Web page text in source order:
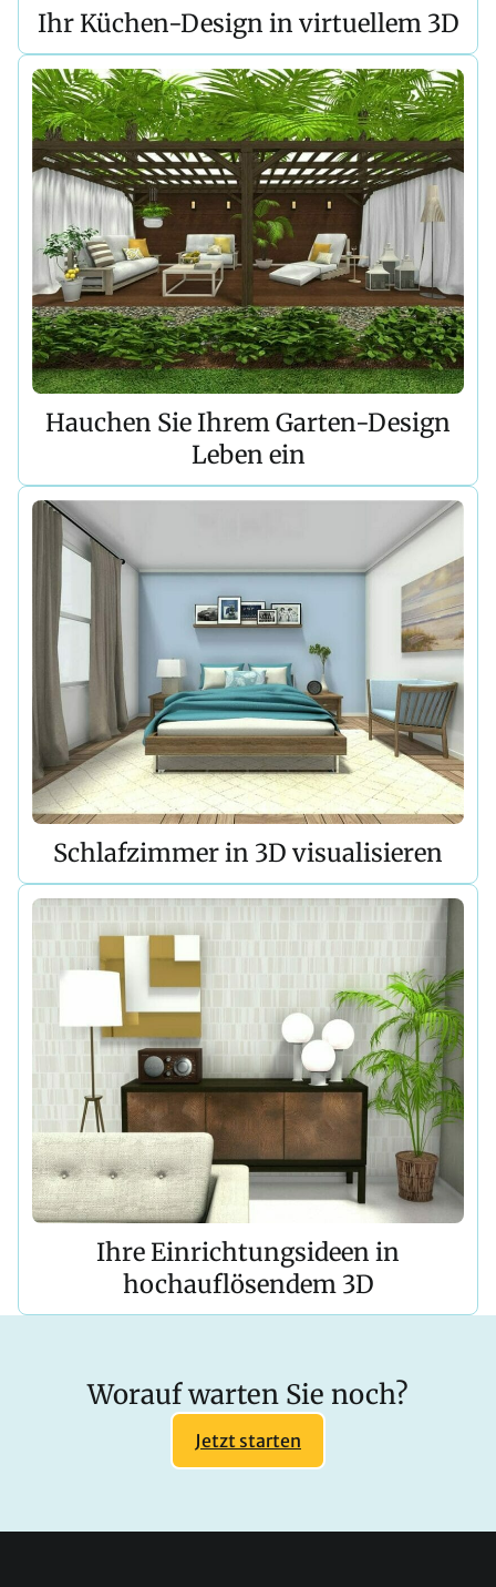
Ihr Küchen-Design in virtuellem 3D
Hauchen Sie Ihrem Garten-Design
Leben ein
Schlafzimmer in 3D visualisieren
Ihre Einrichtungsideen in
hochauflösendem 3D
Worauf warten Sie noch?
Jetzt starten